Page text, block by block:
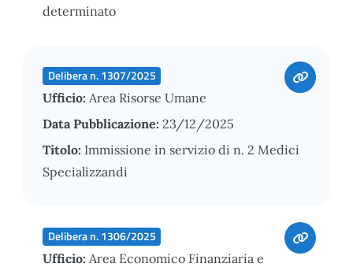
determinato
Delibera n. 1307/2025
Ufficio: Area Risorse Umane
Data Pubblicazione: 23/12/2025
Titolo: Immissione in servizio di n. 2 Medici
Specializzandi
Delibera n. 1306/2025
Ufficio: Area Economico Finanziaria e